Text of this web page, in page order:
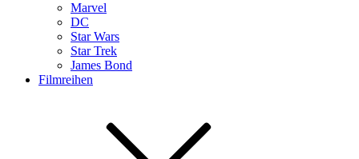
Marvel
DC
Star Wars
Star Trek
James Bond
Filmreihen